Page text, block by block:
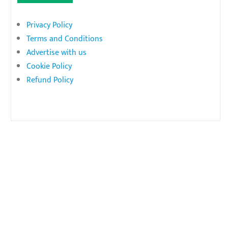
Privacy Policy
Terms and Conditions
Advertise with us
Cookie Policy
Refund Policy